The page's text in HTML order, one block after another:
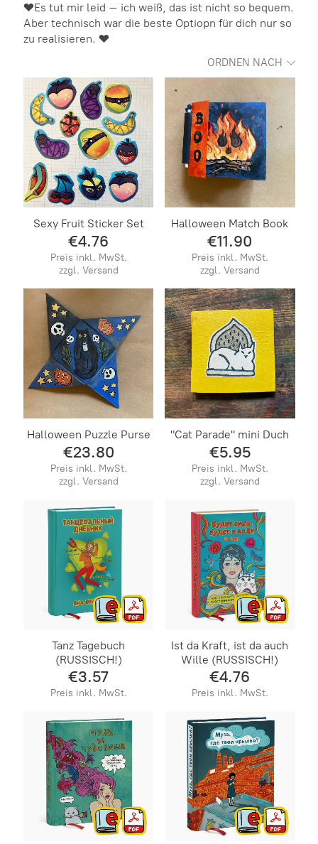
❤️Es tut mir leid – ich weiß, das ist nicht so bequem.
Aber technisch war die beste Optiopn für dich nur so
zu realisieren. ❤️
ORDNEN NACH
Sexy Fruit Sticker Set
€4.76
Preis inkl. MwSt.
zzgl. Versand
Halloween Match Book
€11.90
Preis inkl. MwSt.
zzgl. Versand
Halloween Puzzle Purse
€23.80
Preis inkl. MwSt.
zzgl. Versand
"Cat Parade" mini Duch
€5.95
Preis inkl. MwSt.
zzgl. Versand
Tanz Tagebuch
(RUSSISCH!)
€3.57
Preis inkl. MwSt.
Ist da Kraft, ist da auch
Wille (RUSSISCH!)
€4.76
Preis inkl. MwSt.